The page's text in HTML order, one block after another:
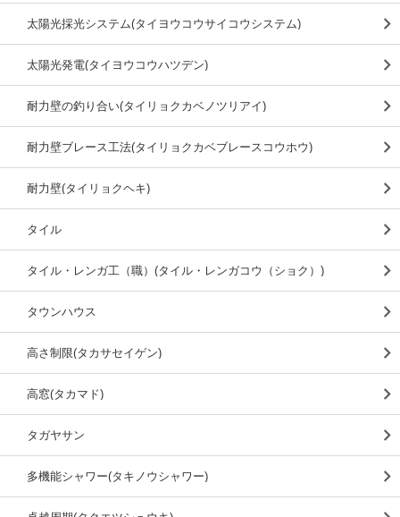
太陽光採光システム(タイヨウコウサイコウシステム)
太陽光発電(タイヨウコウハツデン)
耐力壁の釣り合い(タイリョクカベノツリアイ)
耐力壁ブレース工法(タイリョクカベブレースコウホウ)
耐力壁(タイリョクヘキ)
タイル
タイル・レンガ工（職）(タイル・レンガコウ（ショク）)
タウンハウス
高さ制限(タカサセイゲン)
高窓(タカマド)
タガヤサン
多機能シャワー(タキノウシャワー)